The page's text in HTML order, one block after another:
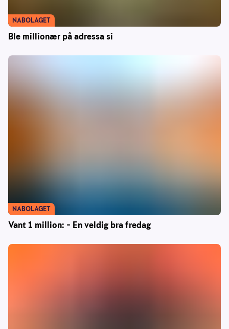
Ble millionær på adressa si
NABOLAGET
Vant 1 million: – En veldig bra fredag
NABOLAGET